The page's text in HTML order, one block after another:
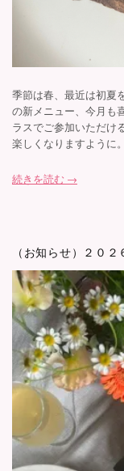
季節は春、最近は初夏
の新メニュー、今月も
ラスでご参加いただけ
楽しくなりますように
続きを読む →
（お知らせ）２０